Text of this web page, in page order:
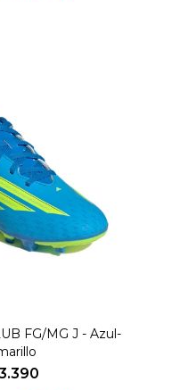
FG/MG J - Azul-